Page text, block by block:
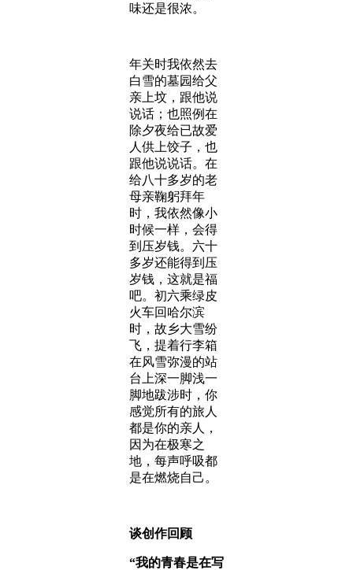
味还是很浓。
年关时我依然去
白雪的墓园给父
亲上坟，跟他说
说话；也照例在
除夕夜给已故爱
人供上饺子，也
跟他说说话。在
给八十多岁的老
母亲鞠躬拜年
时，我依然像小
时候一样，会得
到压岁钱。六十
多岁还能得到压
岁钱，这就是福
吧。初六乘绿皮
火车回哈尔滨
时，故乡大雪纷
飞，提着行李箱
在风雪弥漫的站
台上深一脚浅一
脚地跋涉时，你
感觉所有的旅人
都是你的亲人，
因为在极寒之
地，每声呼吸都
是在燃烧自己。
谈创作回顾
“我的青春是在写